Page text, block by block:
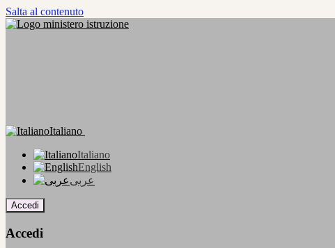
Salta al contenuto
Italiano
Italiano
English
عربى
Accedi
Accedi